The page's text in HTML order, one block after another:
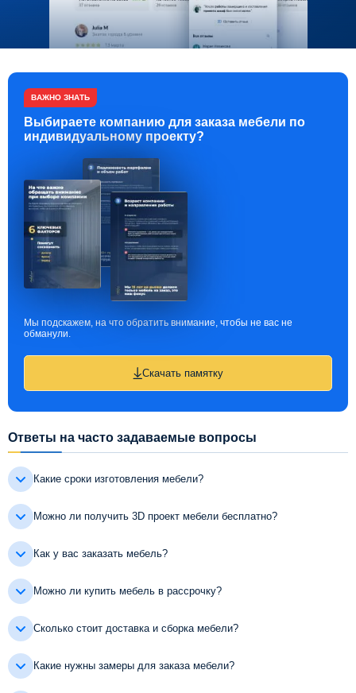
ВАЖНО ЗНАТЬ
Выбираете компанию для заказа мебели по
индивидуальному проекту?
Мы подскажем, на что обратить внимание, чтобы не вас не
обманули.
Скачать памятку
Ответы на часто задаваемые вопросы
Какие сроки изготовления мебели?
Можно ли получить 3D проект мебели бесплатно?
Как у вас заказать мебель?
Можно ли купить мебель в рассрочку?
Сколько стоит доставка и сборка мебели?
Какие нужны замеры для заказа мебели?